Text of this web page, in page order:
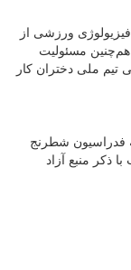
ورزشی از
مسئولیت
تیم ملی دختران کار
فدراسیون شطرنج
ذكر منبع آزاد